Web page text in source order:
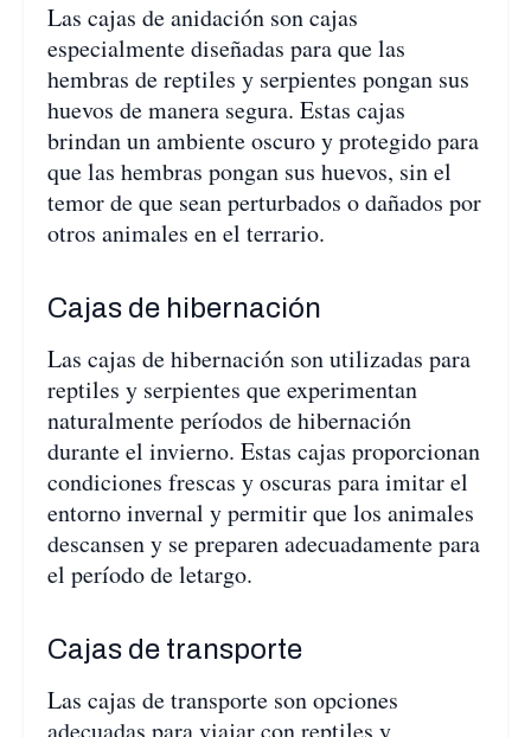
Las cajas de anidación son cajas
especialmente diseñadas para que las
hembras de reptiles y serpientes pongan sus
huevos de manera segura. Estas cajas
brindan un ambiente oscuro y protegido para
que las hembras pongan sus huevos, sin el
temor de que sean perturbados o dañados por
otros animales en el terrario.
Cajas de hibernación
Las cajas de hibernación son utilizadas para
reptiles y serpientes que experimentan
naturalmente períodos de hibernación
durante el invierno. Estas cajas proporcionan
condiciones frescas y oscuras para imitar el
entorno invernal y permitir que los animales
descansen y se preparen adecuadamente para
el período de letargo.
Cajas de transporte
Las cajas de transporte son opciones